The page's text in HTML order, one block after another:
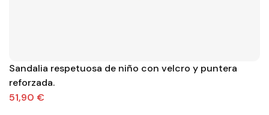
Sandalia respetuosa de niño con velcro y puntera
reforzada.
51,90 €